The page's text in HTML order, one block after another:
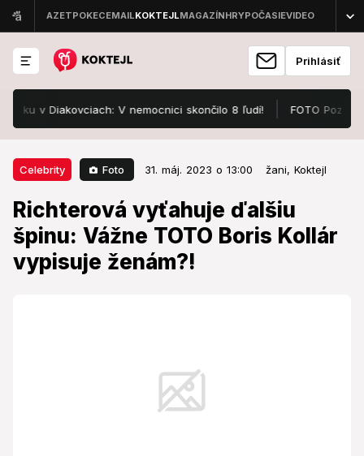
Prihlásiť
Diakovciach: V nemocnici skončilo 8 ľudí! FOTO Pozrite, v
Celebrity Foto 31. máj. 2023 o 13:00 žani, Koktejl
Richterová vyťahuje ďalšiu
špinu: Vážne TOTO Boris Kollár
vypisuje ženám?!
Celebrity 31. máj. 2023 o 13:00
Richterová vyťahuje ďalšiu špinu:
Vážne TOTO Boris Kollár vypisuje
ženám?!